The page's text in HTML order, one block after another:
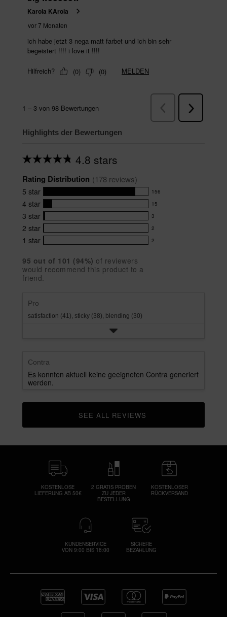
Highlights der Bewertungen
4.8 stars
Average
for
this
product:
4.8
out
of
5
stars
Rating Distribution (178 reviews)
5 star 156
156
reviews
with
5
star
rating.
4 star 15
15
reviews
with
4
rating.
3 star 3
3
reviews
with
star
rating.
2 star 2
2
reviews
2
star
rating.
1 star 2
2
with
1
95 out of 101 (94%) of reviewers
would recommend this product to a
friend.
Pro
satisfaction (41), sticky (38), blending (30)
Contra
Es konnten aktuell keine geeigneten Contra generiert
werden.
CLICK TO GO TO ALL REVIEWS
KOSTENLOSE
LIEFERUNG AB 50€
2 GRATIS PROBEN
ZU JEDER
BESTELLUNG
KOSTENLOSER
RÜCKVERSAND
KUNDENSERVICE
VON 9:00 BIS 18:00
SICHERE
BEZAHLUNG